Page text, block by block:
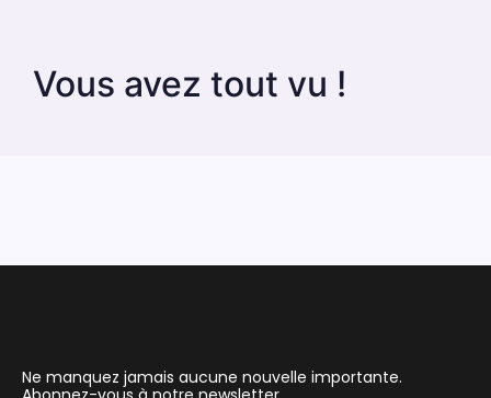
Vous avez tout vu !
Ne manquez jamais aucune nouvelle importante.